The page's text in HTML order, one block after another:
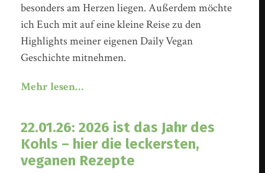
besonders am Herzen liegen. Außerdem möchte
ich Euch mit auf eine kleine Reise zu den
Highlights meiner eigenen Daily Vegan
Geschichte mitnehmen.
Mehr lesen…
22.01.26: 2026 ist das Jahr des
Kohls – hier die leckersten,
veganen Rezepte